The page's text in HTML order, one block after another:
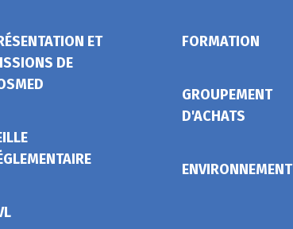
ET
DE
FORMATION
GROUPEMENT
D'ACHATS
ENVIRONNEMENT